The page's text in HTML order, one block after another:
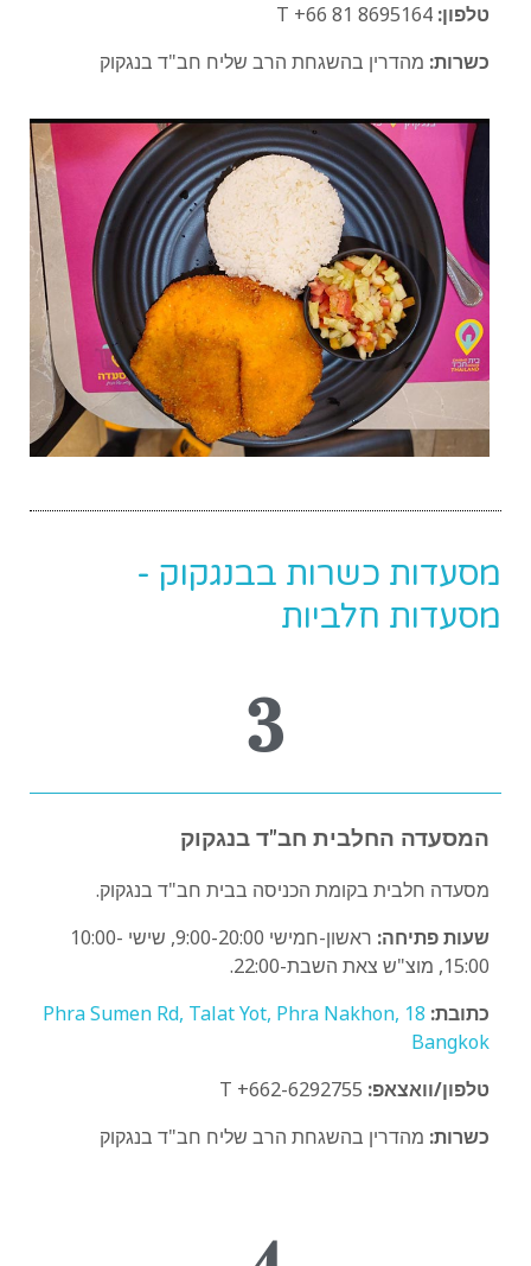
טלפון:
כשרות: מהדרין בהשגחת הרב שליח חב"ד בנגקוק
מסעדות כשרות בבנגקוק -
מסעדות חלביות
3
המסעדה החלבית חב"ד בנגקוק
מסעדה חלבית בקומת הכניסה בבית חב"ד בנגקוק.
שעות פתיחה:
ראשון-חמישי 9:00-20:00, שישי 10:00-
15:00, מוצ"ש צאת השבת-22:00.
כתובת:
18 Phra Sumen Rd, Talat Yot, Phra Nakhon,
Bangkok
טלפון/וואצאפ:
כשרות: מהדרין בהשגחת הרב שליח חב"ד בנגקוק